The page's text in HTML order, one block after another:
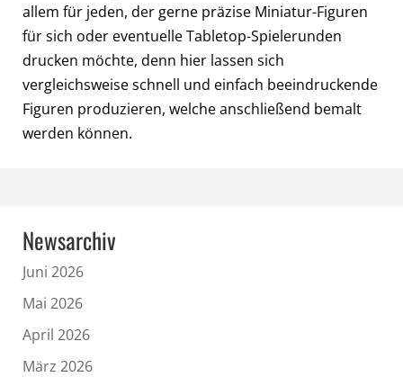
allem für jeden, der gerne präzise Miniatur-Figuren
für sich oder eventuelle Tabletop-Spielerunden
drucken möchte, denn hier lassen sich
vergleichsweise schnell und einfach beeindruckende
Figuren produzieren, welche anschließend bemalt
werden können.
Newsarchiv
Juni 2026
Mai 2026
April 2026
März 2026